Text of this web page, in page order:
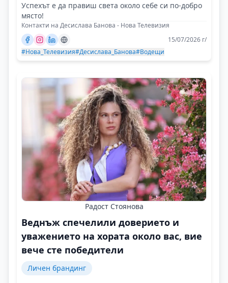
Успехът е да правиш света около себе си по-добро
място!
Контакти на Десислава Банова - Нова Телевизия
15/07/2026 г/
#Нова_Телевизия#Десислава_Банова#Водещи
Радост Стоянова
Веднъж спечелили доверието и
уважението на хората около вас, вие
вече сте победители
Личен брандинг